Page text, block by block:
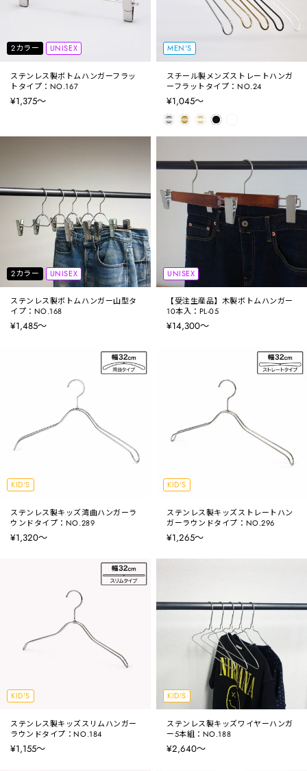
2カラー UNISEX
ステンレス製ボトムハンガーフラッ
トタイプ：NO.167
¥1,375〜
MEN'S
スチール製メンズストレートハンガ
ーフラットタイプ：NO.24
¥1,045〜
2カラー UNISEX
ステンレス製ボトムハンガー山型タ
イプ：NO.168
¥1,485〜
UNISEX
【受注生産品】木製ボトムハンガー
10本入：PL-05
¥14,300〜
KID'S
ステンレス製キッズ湾曲ハンガーラ
ウンドタイプ：NO.289
¥1,320〜
KID'S
ステンレス製キッズストレートハン
ガーラウンドタイプ：NO.296
¥1,265〜
KID'S
ステンレス製キッズスリムハンガー
ラウンドタイプ：NO.184
¥1,155〜
KID'S
ステンレス製キッズワイヤーハンガ
ー5本組：NO.188
¥2,640〜